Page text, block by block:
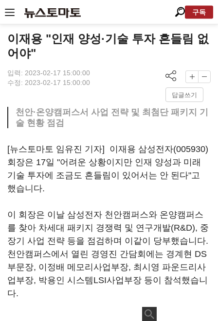
구독
이재용 "인재 양성·기술 투자 흔들림 없
어야"
입력: 2023-02-17 15:00:00
수정: 2023-02-17 15:00:00
답글쓰기
천안·온양캠퍼스서 사업 전략 및 최첨단 패키지 기
술 현황 점검
[뉴스토마토 임유진 기자] 이재용 삼성전자(005930)
회장은 17일 "어려운 상황이지만 인재 양성과 미래
기술 투자에 조금도 흔들림이 있어서는 안 된다"고
했습니다.
이 회장은 이날 삼성전자 천안캠퍼스와 온양캠퍼스
를 찾아 차세대 패키지 경쟁력 및 연구개발(R&D), 중
장기 사업 전략 등을 점검하며 이같이 당부했습니다.
천안캠퍼스에서 열린 경영진 간담회에는 경계현 DS
부문장, 이정배 메모리사업부장, 최시영 파운드리사
업부장, 박용인 시스템LSI사업부장 등이 참석했습니
다.